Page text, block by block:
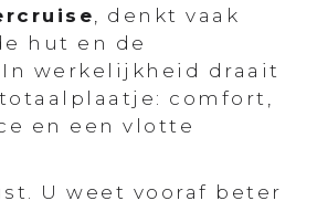
, denkt vaak
hut en de
werkelijkheid draait
comfort,
en een vlotte
U weet vooraf beter